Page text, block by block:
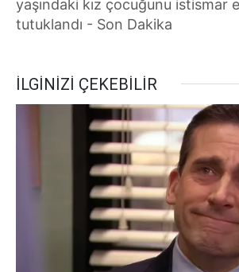
yaşındaki kız çocuğunu istismar
tutuklandı - Son Dakika